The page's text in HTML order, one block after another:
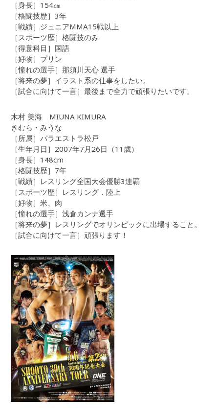
［身長］154㎝
［格闘技歴］3年
［戦績］ジュニアMMA15戦以上
［スポーツ歴］格闘技のみ
［得意科目］国語
［好物］プリン
［憧れの選手］那須川天心 選手
［将来の夢］イラスト系の仕事をしたい。
［試合に向けて一言］最後まで全力で頑張りたいです。
木村 美海 MIUNA KIMURA
きむら・みうな
［所属］パラエストラ松戸
［生年月日］2007年7月26日（11歳）
［身長］148cm
［格闘技歴］7年
［戦績］レスリング全国大会優勝3連覇
［スポーツ歴］レスリング．陸上
［好物］米、肉
［憧れの選手］浅倉カンナ選手
［将来の夢］レスリングでオリンピックに出場すること。
［試合に向けて一言］頑張ります！